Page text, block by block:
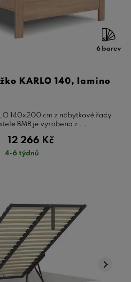
6 barev
KARLO 140, lamino
140x200 cm z nábytkové řady
BMB je vyrobena z ...
12 266 Kč
4-6 týdnů